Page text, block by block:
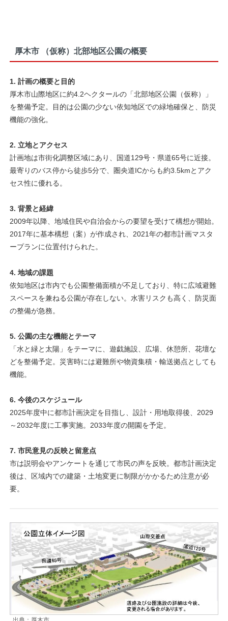
厚木市 （仮称）北部地区公園の概要
1. 計画の概要と目的
厚木市山際地区に約4.2ヘクタールの「北部地区公園（仮称）」
を整備予定。目的は公園の少ない依知地区での緑地確保と、防災
機能の強化。
2. 立地とアクセス
計画地は市街化調整区域にあり、国道129号・県道65号に近接。
最寄りのバス停から徒歩5分で、圏央道ICからも約3.5kmとアク
セス性に優れる。
3. 背景と経緯
2009年以降、地域住民や自治会からの要望を受けて構想が開始。
2017年に基本構想（案）が作成され、2021年の都市計画マスタ
ープランに位置付けられた。
4. 地域の課題
依知地区は市内でも公園整備面積が不足しており、特に広域避難
スペースを兼ねる公園が存在しない。水害リスクも高く、防災面
の整備が急務。
5. 公園の主な機能とテーマ
「水と緑と太陽」をテーマに、遊戯施設、広場、休憩所、花壇な
どを整備予定。災害時には避難所や物資集積・輸送拠点としても
機能。
6. 今後のスケジュール
2025年度中に都市計画決定を目指し、設計・用地取得後、2029
～2032年度に工事実施。2033年度の開園を予定。
7. 市民意見の反映と留意点
市は説明会やアンケートを通じて市民の声を反映。都市計画決定
後は、区域内での建築・土地変更に制限がかかるため注意が必
要。